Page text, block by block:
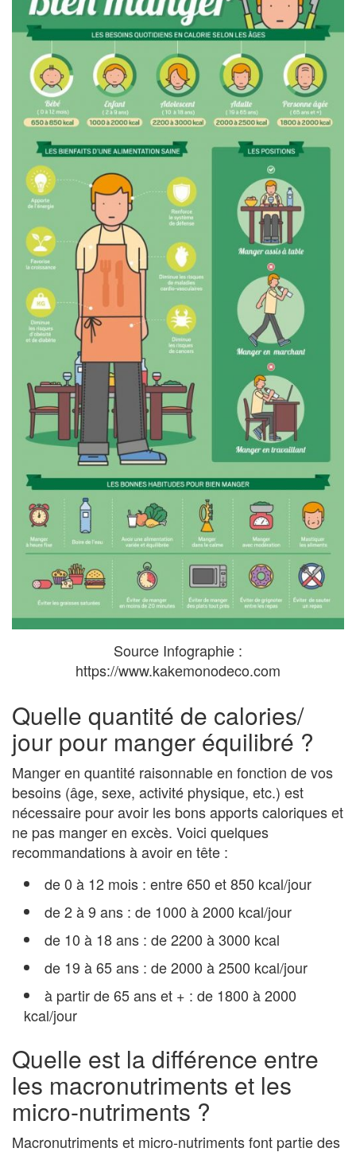
Source Infographie :
https://www.kakemonodeco.com
Quelle quantité de calories/
jour pour manger équilibré ?
Manger en quantité raisonnable en fonction de vos
besoins (âge, sexe, activité physique, etc.) est
nécessaire pour avoir les bons apports caloriques et
ne pas manger en excès. Voici quelques
recommandations à avoir en tête :
de 0 à 12 mois : entre 650 et 850 kcal/jour
de 2 à 9 ans : de 1000 à 2000 kcal/jour
de 10 à 18 ans : de 2200 à 3000 kcal
de 19 à 65 ans : de 2000 à 2500 kcal/jour
à partir de 65 ans et + : de 1800 à 2000
kcal/jour
Quelle est la différence entre
les macronutriments et les
micro-nutriments ?
Macronutriments et micro-nutriments font partie des